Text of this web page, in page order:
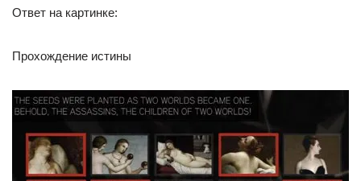
Ответ на картинке:
Прохождение истины